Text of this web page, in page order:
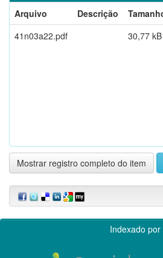
Arquivo
Descrição
41n03a22.pdf
30,77 kB
Mostrar registro completo do item
Indexado por